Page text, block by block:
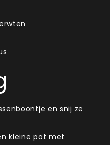
en snij ze
kleine pot met